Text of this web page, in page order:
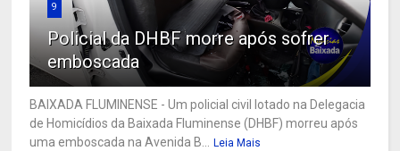
9
Policial da DHBF morre após sofrer
emboscada
BAIXADA FLUMINENSE - Um policial civil lotado na Delegacia
de Homicídios da Baixada Fluminense (DHBF) morreu após
uma emboscada na Avenida B...
Leia Mais